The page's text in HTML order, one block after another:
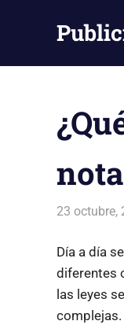
23 octubre,
Día a día
diferentes
las leyes
complejas.